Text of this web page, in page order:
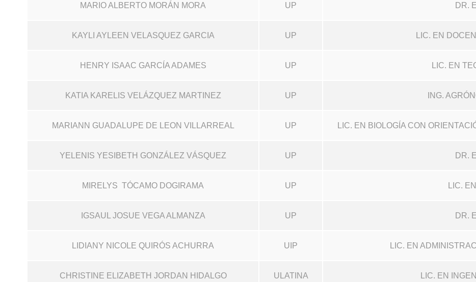
MARIO ALBERTO MORÁN MORA UP DR.
KAYLI AYLEEN VELASQUEZ GARCIA UP LIC. EN
HENRY ISAAC GARCÍA ADAMES UP LIC. EN
KATIA KARELIS VELÁZQUEZ MARTINEZ UP ING.
MARIANN GUADALUPE DE LEON VILLARREAL UP LIC. EN BIOLOGÍA CON
YELENIS YESIBETH GONZÁLEZ VÁSQUEZ UP DR.
MIRELYS TÓCAMO DOGIRAMA UP LIC.
IGSAUL JOSUE VEGA ALMANZA UP DR.
LIDIANY NICOLE QUIRÓS ACHURRA UIP LIC. EN
CHRISTINE ELIZABETH JORDAN HIDALGO ULATINA LIC. EN